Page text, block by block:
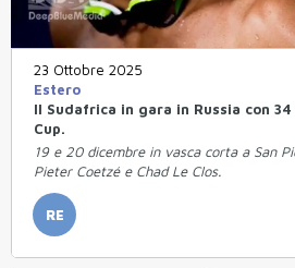
23 Ottobre 2025
Estero
Il Sudafrica in gara in Russia con
Cup.
19 e 20 dicembre in vasca corta a San
Pieter Coetzé e Chad Le Clos.
RE